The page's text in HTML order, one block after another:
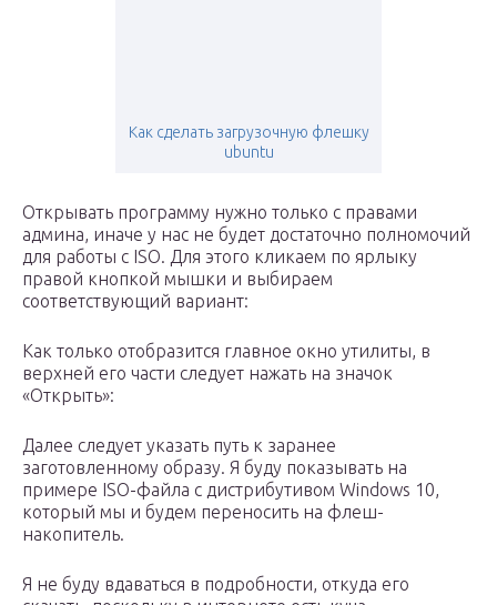
Как сделать загрузочную флешку
ubuntu
Открывать программу нужно только с правами
админа, иначе у нас не будет достаточно полномочий
для работы с ISO. Для этого кликаем по ярлыку
правой кнопкой мышки и выбираем
соответствующий вариант:
Как только отобразится главное окно утилиты, в
верхней его части следует нажать на значок
«Открыть»:
Далее следует указать путь к заранее
заготовленному образу. Я буду показывать на
примере ISO-файла с дистрибутивом Windows 10,
который мы и будем переносить на флеш-
накопитель.
Я не буду вдаваться в подробности, откуда его